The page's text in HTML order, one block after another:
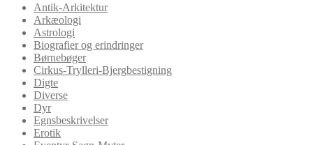
Antik-Arkitektur
Arkæologi
Astrologi
Biografier og erindringer
Børnebøger
Cirkus-Trylleri-Bjergbestigning
Digte
Diverse
Dyr
Egnsbeskrivelser
Erotik